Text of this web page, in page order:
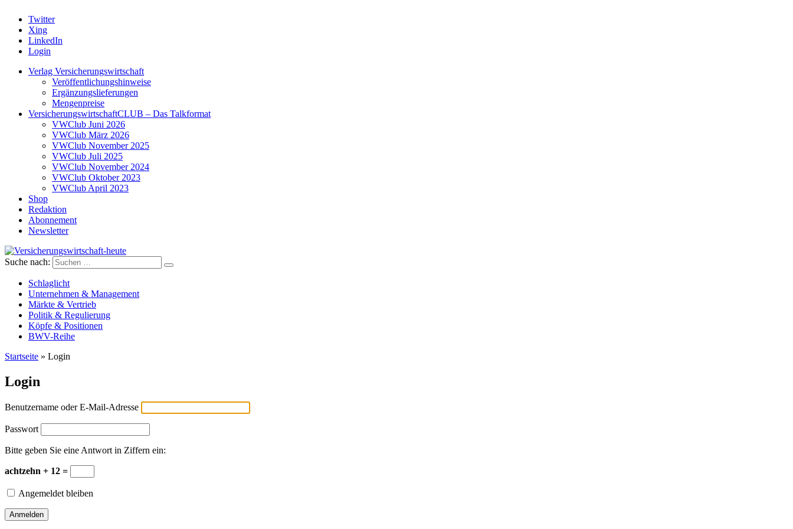
Twitter
Xing
LinkedIn
Login
Verlag Versicherungswirtschaft
Veröffentlichungshinweise
Ergänzungslieferungen
Mengenpreise
VersicherungswirtschaftCLUB – Das Talkformat
VWClub Juni 2026
VWClub März 2026
VWClub November 2025
VWClub Juli 2025
VWClub November 2024
VWClub Oktober 2023
VWClub April 2023
Shop
Redaktion
Abonnement
Newsletter
Versicherungswirtschaft-heute
Suche nach:
Schlaglicht
Unternehmen & Management
Märkte & Vertrieb
Politik & Regulierung
Köpfe & Positionen
BWV-Reihe
Startseite » Login
Login
Benutzername oder E-Mail-Adresse
Passwort
Bitte geben Sie eine Antwort in Ziffern ein:
achtzehn + 12 =
Angemeldet bleiben